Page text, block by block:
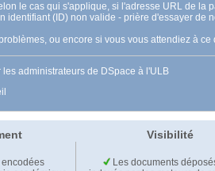
le cas qui s'applique, si l'adresse URL de la
identifiant (ID) non valide - prière d'essayer de
ou encore si vous vous attendiez à
les administrateurs de DSpace à l'ULB
Visibilité
Les documents